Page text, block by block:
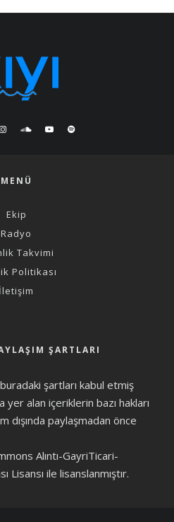
MENÜ
Ekip
Radyo
Takvimi
Politikası
İletişim
ŞARTLARI
buradaki şartları kabul etmiş
yer alan içeriklerin bazı hakları
dışında paylaşmadan önce
Alıntı-GayriTicari-
ile lisanslanmıştır.